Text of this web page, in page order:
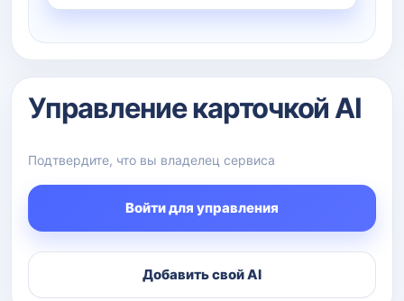
Управление карточкой AI
Подтвердите, что вы владелец сервиса
Войти для управления
Добавить свой AI